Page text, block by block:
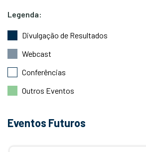
Legenda:
Divulgação de Resultados
Webcast
Conferências
Outros Eventos
Eventos Futuros